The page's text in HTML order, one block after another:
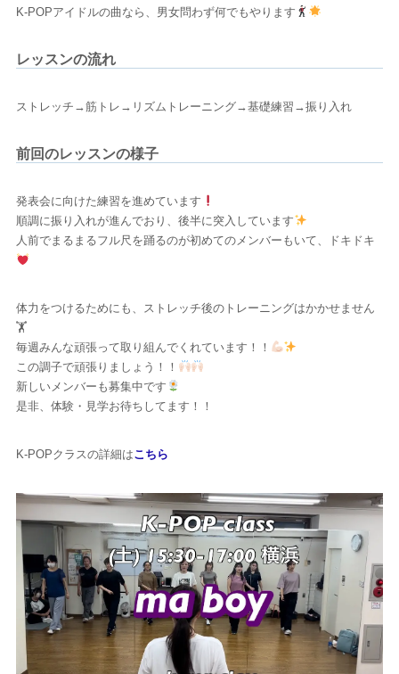
K-POPアイドルの曲なら、男女問わず何でもやります
レッスンの流れ
ストレッチ→筋トレ→リズムトレーニング→基礎練習→振り入れ
前回のレッスンの様子
発表会に向けた練習を進めています
順調に振り入れが進んでおり、後半に突入しています
人前でまるまるフル尺を踊るのが初めてのメンバーもいて、ドキドキ
体力をつけるためにも、ストレッチ後のトレーニングはかかせません
🏋️
毎週みんな頑張って取り組んでくれています！！
この調子で頑張りましょう！！
新しいメンバーも募集中です
是非、体験・見学お待ちしてます！！
K-POPクラスの詳細はこちら